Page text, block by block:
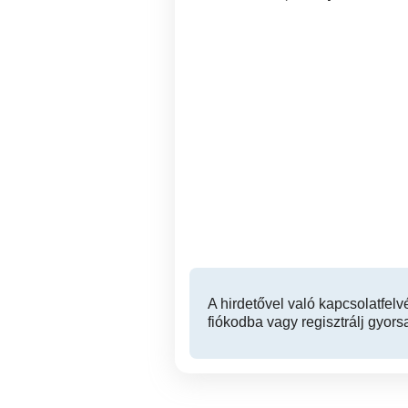
A hirdetővel való
fiókodba vagy regisztrálj